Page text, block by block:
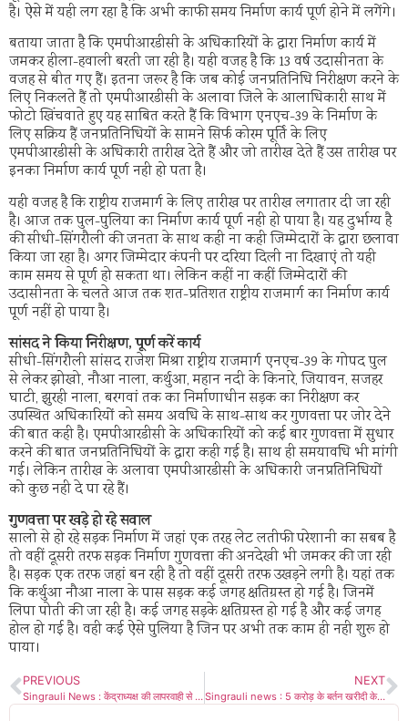
है। ऐसे में यही लग रहा है कि अभी काफी समय निर्माण कार्य पूर्ण होने में लगेंगे।
बताया जाता है कि एमपीआरडीसी के अधिकारियों के द्वारा निर्माण कार्य में
जमकर हीला-हवाली बरती जा रही है। यही वजह है कि 13 वर्ष उदासीनता के
वजह से बीत गए हैं। इतना जरूर है कि जब कोई जनप्रतिनिधि निरीक्षण करने के
लिए निकलते हैं तो एमपीआरडीसी के अलावा जिले के आलाधिकारी साथ में
फोटो खिंचवाते हुए यह साबित करते हैं कि विभाग एनएच-39 के निर्माण के
लिए सक्रिय हैं जनप्रतिनिधियों के सामने सिर्फ कोरम पूर्ति के लिए
एमपीआरडीसी के अधिकारी तारीख देते हैं और जो तारीख देते हैं उस तारीख पर
इनका निर्माण कार्य पूर्ण नही हो पता है।
यही वजह है कि राष्ट्रीय राजमार्ग के लिए तारीख पर तारीख लगातार दी जा रही
है। आज तक पुल-पुलिया का निर्माण कार्य पूर्ण नही हो पाया है। यह दुर्भाग्य है
की सीधी-सिंगरौली की जनता के साथ कही ना कही जिम्मेदारों के द्वारा छलावा
किया जा रहा है। अगर जिम्मेदार कंपनी पर दरिया दिली ना दिखाएं तो यही
काम समय से पूर्ण हो सकता था। लेकिन कहीं ना कहीं जिम्मेदारों की
उदासीनता के चलते आज तक शत-प्रतिशत राष्ट्रीय राजमार्ग का निर्माण कार्य
पूर्ण नहीं हो पाया है।
सांसद ने किया निरीक्षण, पूर्ण करें कार्य
सीधी-सिंगरौली सांसद राजेश मिश्रा राष्ट्रीय राजमार्ग एनएच-39 के गोपद पुल
से लेकर झोखो, नौआ नाला, कर्थुआ, महान नदी के किनारे, जियावन, सजहर
घाटी, झुरही नाला, बरगवां तक का निर्माणाधीन सड़क का निरीक्षण कर
उपस्थित अधिकारियों को समय अवधि के साथ-साथ कर गुणवत्ता पर जोर देने
की बात कही है। एमपीआरडीसी के अधिकारियों को कई बार गुणवत्ता में सुधार
करने की बात जनप्रतिनिधियों के द्वारा कही गई है। साथ ही समयावधि भी मांगी
गई। लेकिन तारीख के अलावा एमपीआरडीसी के अधिकारी जनप्रतिनिधियों
को कुछ नही दे पा रहे हैं।
गुणवत्ता पर खड़े हो रहे सवाल
सालो से हो रहे सड़क निर्माण में जहां एक तरह लेट लतीफी परेशानी का सबब है
तो वहीं दूसरी तरफ सड़क निर्माण गुणवत्ता की अनदेखी भी जमकर की जा रही
है। सड़क एक तरफ जहां बन रही है तो वहीं दूसरी तरफ उखड़ने लगी है। यहां तक
कि कर्थुआ नौआ नाला के पास सड़क कई जगह क्षतिग्रस्त हो गई है। जिनमें
लिपा पोती की जा रही है। कई जगह सड़के क्षतिग्रस्त हो गई है और कई जगह
होल हो गई है। वही कई ऐसे पुलिया है जिन पर अभी तक काम ही नही शुरू हो
पाया।
PREVIOUS
Singrauli News : केंद्राध्यक्ष की लापरवाही से 3 छात्रों का भविष्य बर्बाद! दे दिया गलत उत्तर पुस्तिका फिर आया होश
NEXT
Singrauli news : 5 करोड़ के बर्तन खरीदी के आरोप से घिरे डीपीओ निलंबित